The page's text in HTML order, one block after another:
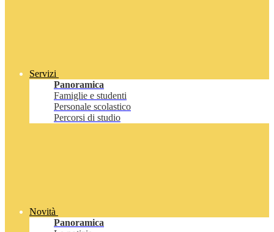
Servizi
Panoramica
Famiglie e studenti
Personale scolastico
Percorsi di studio
Novità
Panoramica